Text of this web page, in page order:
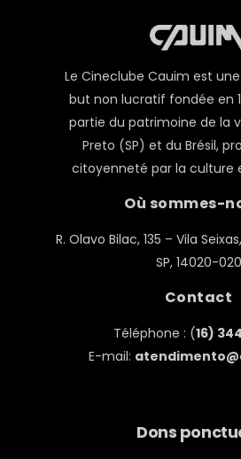
Le Cineclube Cauim est
but non lucratif fondée en
partie du patrimoine de la
Preto (SP) et du Brésil,
citoyenneté par la culture
Où sommes-
R. Olavo Bilac, 135 – Vila
SP, 14020-020
Contact
Téléphone : (16)
E-mail:
Dons